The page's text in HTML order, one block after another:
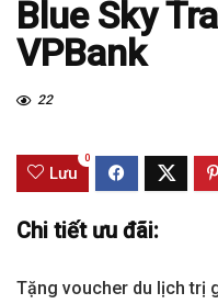
Blue Sky
VPBank
22
Lưu
0
Chi tiết ưu đãi:
Tặng voucher du lịch trị